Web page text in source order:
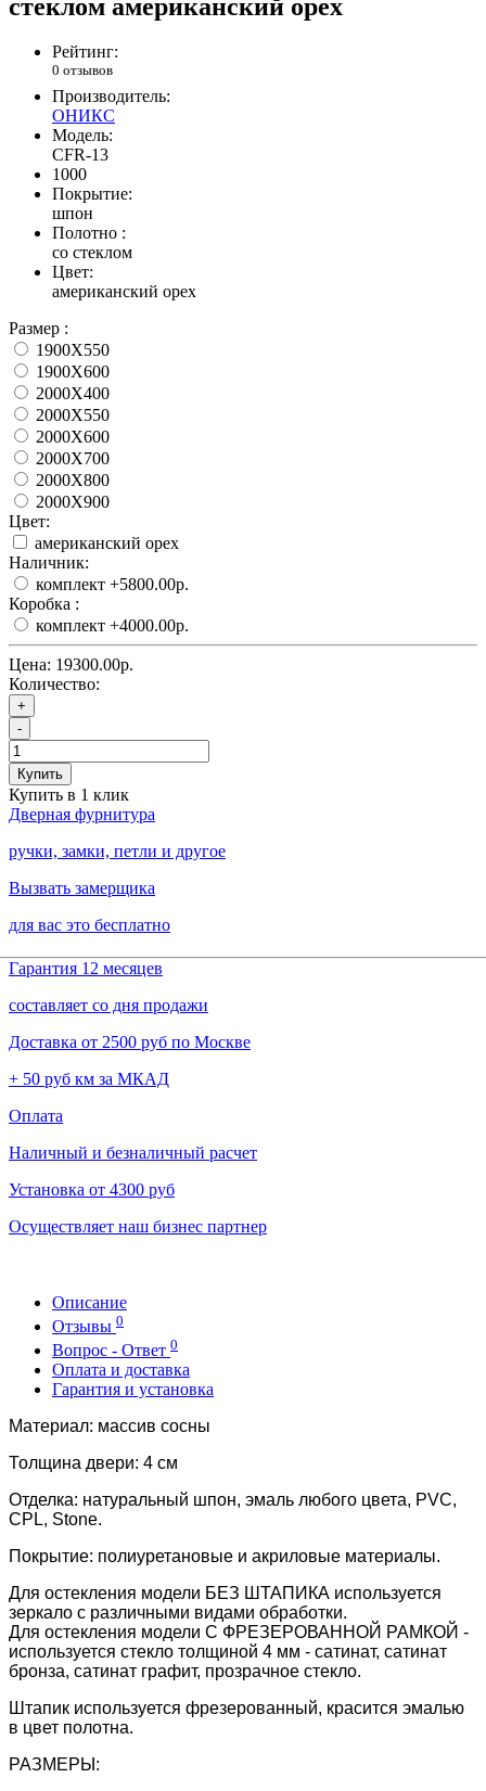
стеклом американский орех
Рейтинг:
0 отзывов
Производитель:
ОНИКС
Модель:
CFR-13
1000
Покрытие:
шпон
Полотно :
со стеклом
Цвет:
американский орех
Размер :
1900X550
1900X600
2000X400
2000X550
2000X600
2000X700
2000X800
2000X900
Цвет:
американский орех
Наличник:
комплект +5800.00р.
Коробка :
комплект +4000.00р.
Цена: 19300.00р.
Количество:
+
-
Купить
Купить в 1 клик
Дверная фурнитура
ручки, замки, петли и другое
Вызвать замерщика
для вас это бесплатно
Гарантия 12 месяцев
составляет со дня продажи
Доставка от 2500 руб по Москве
+ 50 руб км за МКАД
Оплата
Наличный и безналичный расчет
Установка от 4300 руб
Осуществляет наш бизнес партнер
Описание
Отзывы 0
Вопрос - Ответ 0
Оплата и доставка
Гарантия и установка
Материал: массив сосны
Толщина двери: 4 см
Отделка: натуральный шпон, эмаль любого цвета, PVC,
CPL, Stone.
Покрытие: полиуретановые и акриловые материалы.
Для остекления модели БЕЗ ШТАПИКА используется
зеркало с различными видами обработки.
Для остекления модели С ФРЕЗЕРОВАННОЙ РАМКОЙ -
используется стекло толщиной 4 мм - сатинат, сатинат
бронза, сатинат графит, прозрачное стекло.
Штапик используется фрезерованный, красится эмалью
в цвет полотна.
РАЗМЕРЫ: